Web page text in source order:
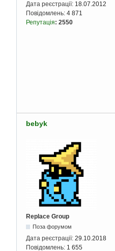
Дата реєстрації: 18.07.2012
Повідомлень: 4 871
Репутація: 2550
bebyk
Replace Group
Поза форумом
Дата реєстрації: 29.10.2018
Повідомлень: 1 655